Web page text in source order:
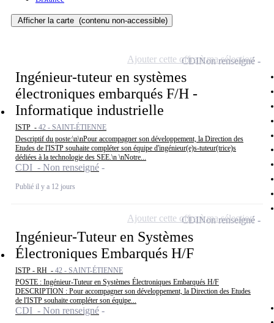
Afficher la carte (contenu non-accessible)
Ingénieur-tuteur en systèmes
électroniques embarqués F/H -
Informatique industrielle
ISTP - 42 - SAINT-ÉTIENNE
Descriptif du poste:\n\nPour accompagner son développement, la Direction des
Etudes de l'ISTP souhaite compléter son équipe d'ingénieur(e)s-tuteur(trice)s
dédiées à la technologie des SEE.\n \nNotre...
CDI - Non renseigné
Publié il y a 12 jours
CDINon renseigné
Ajouter cette offre à ma sélection
Ingénieur-Tuteur en Systèmes
Électroniques Embarqués H/F
ISTP - RH - 42 - SAINT-ÉTIENNE
POSTE : Ingénieur-Tuteur en Systèmes Électroniques Embarqués H/F
DESCRIPTION : Pour accompagner son développement, la Direction des Etudes
de l'ISTP souhaite compléter son équipe...
CDI - Non renseigné
CDINon renseigné
Ajouter cette offre à ma sélection